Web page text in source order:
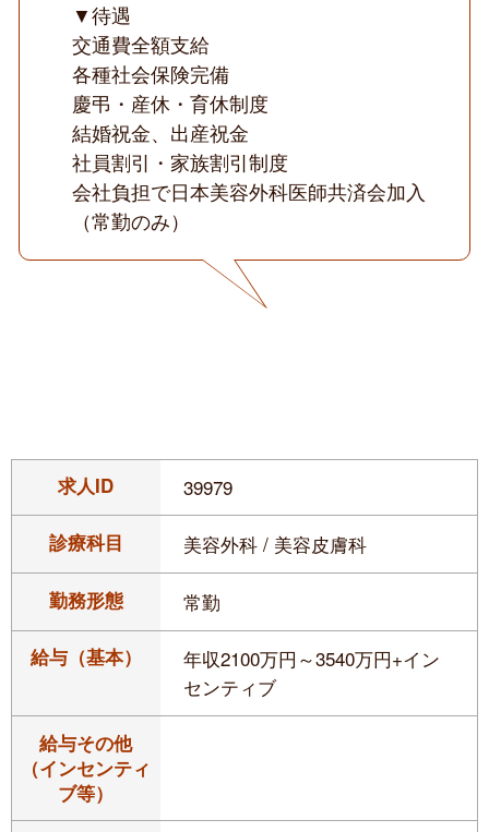
▼待遇
交通費全額支給
各種社会保険完備
慶弔・産休・育休制度
結婚祝金、出産祝金
社員割引・家族割引制度
会社負担で日本美容外科医師共済会加入
（常勤のみ）
求人ID 39979
診療科目 美容外科 / 美容皮膚科
勤務形態 常勤
給与（基本）
年収2100万円～3540万円+イン
センティブ
給与その他
（インセンティ
ブ等）